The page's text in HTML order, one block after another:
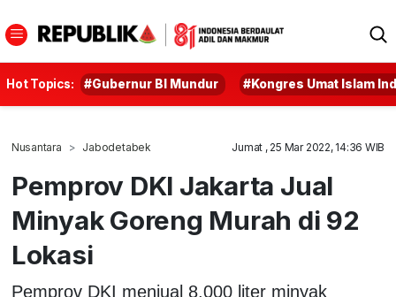
Hot Topics: #Gubernur BI Mundur #Kongres Umat Islam
Nusantara Jabodetabek Jumat , 25 Mar 2022, 14:36 WIB
Pemprov DKI Jakarta Jual
Minyak Goreng Murah di 92
Lokasi
Pemprov DKI menjual 8.000 liter minyak